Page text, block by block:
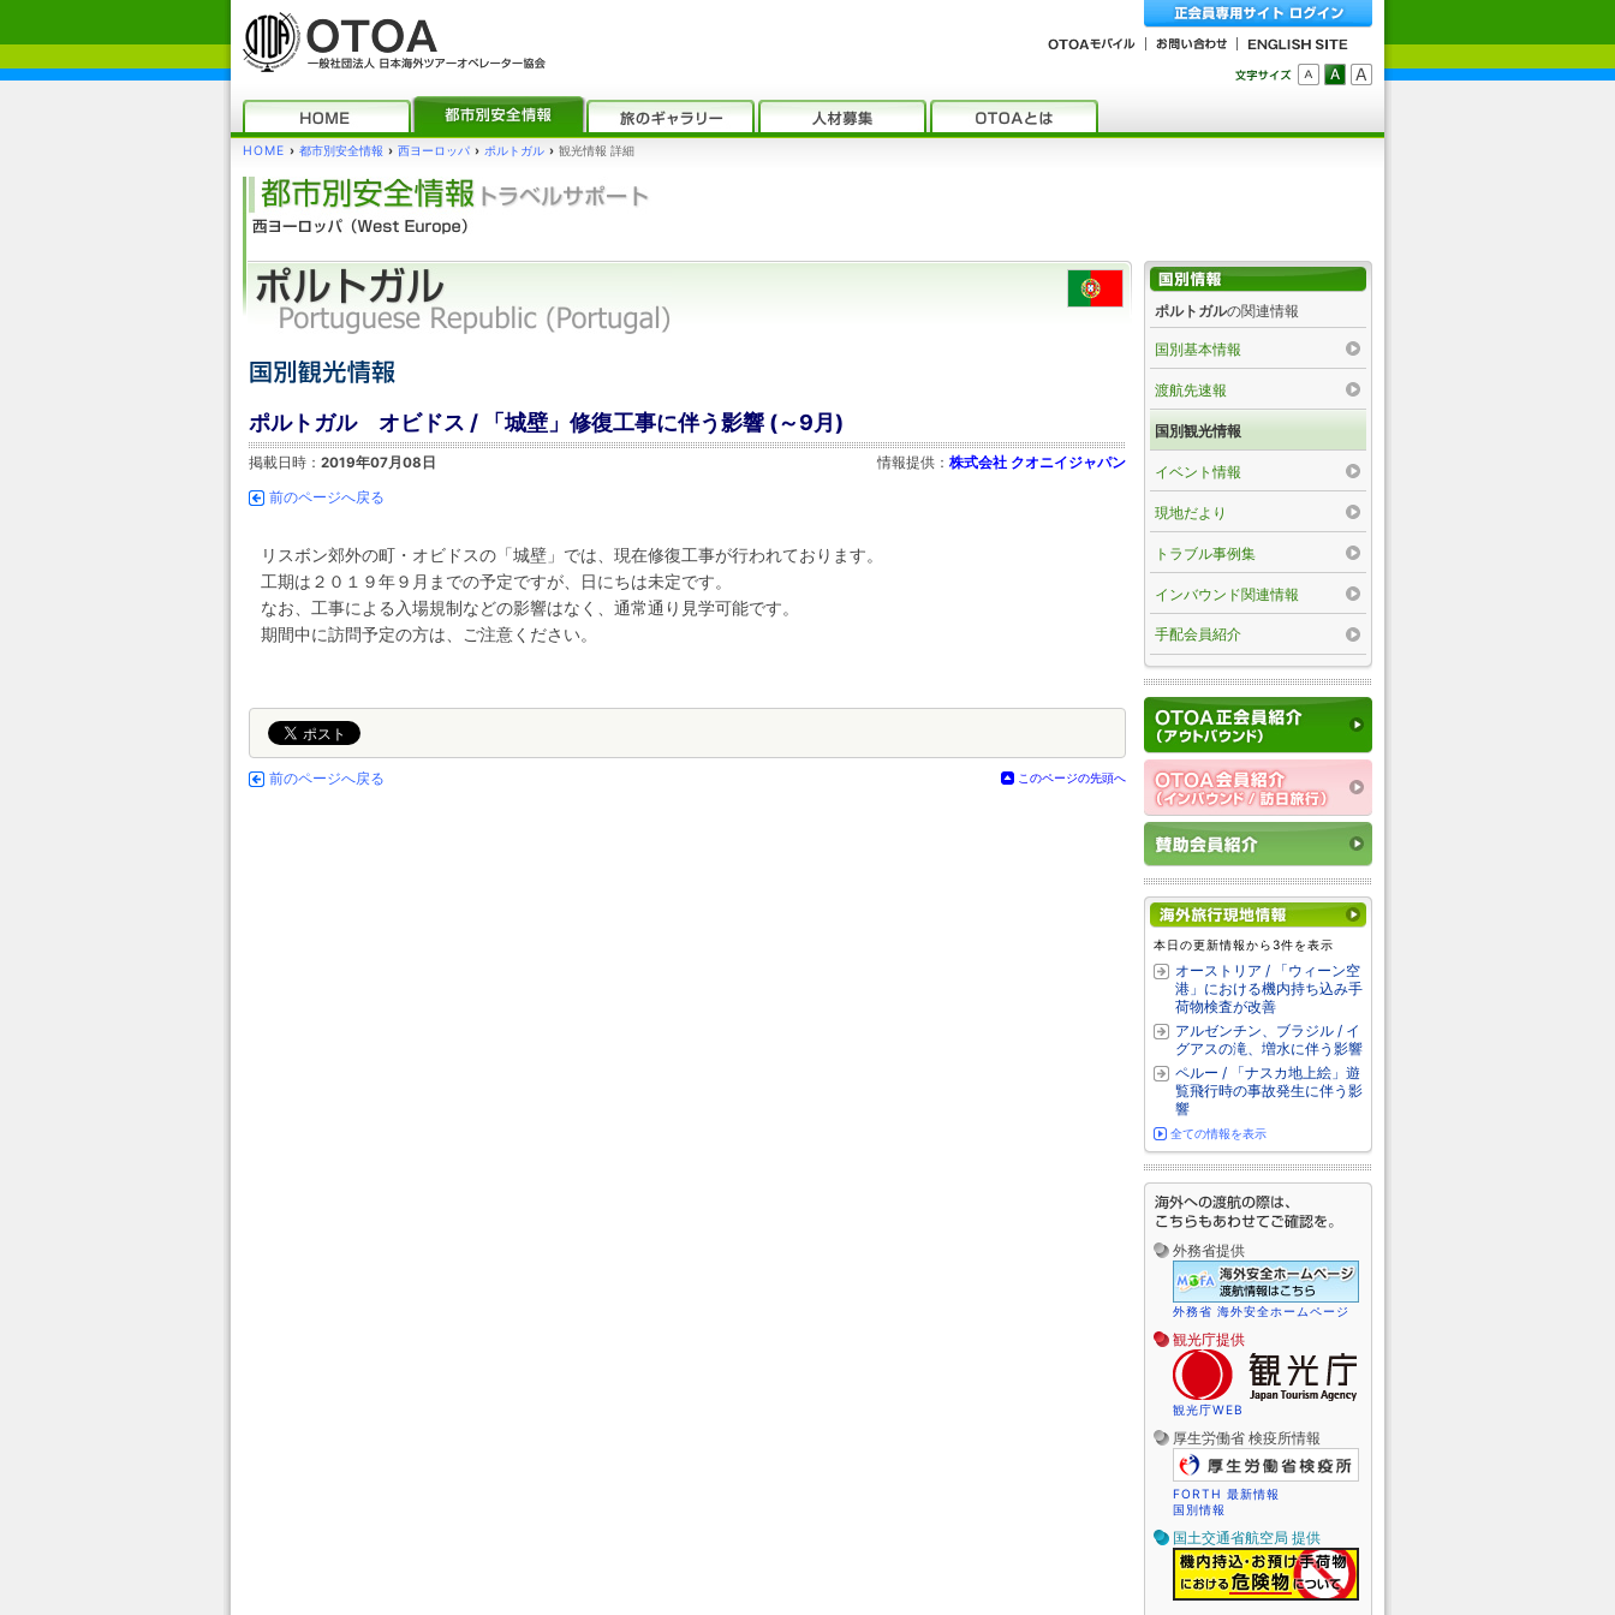
HOME › 都市別安全情報 › 西ヨーロッパ › ポルトガル › 観光情報 詳細
ポルトガル オビドス / 「城壁」修復工事に伴う影響 (～9月)
掲載日時： 2019年07月08日 情報提供： 株式会社 クオニイジャパン
前のページへ戻る
リスボン郊外の町・オビドスの「城壁」では、現在修復工事が行われております。
工期は２０１９年９月までの予定ですが、日にちは未定です。
なお、工事による入場規制などの影響はなく、通常通り見学可能です。
期間中に訪問予定の方は、ご注意ください。
前のページへ戻る このページの先頭へ
ポルトガルの関連情報
国別基本情報
渡航先速報
国別観光情報
イベント情報
現地だより
トラブル事例集
インバウンド関連情報
手配会員紹介
本日の更新情報から3件を表示
オーストリア / 「ウィーン空
港」における機内持ち込み手
荷物検査が改善
アルゼンチン、ブラジル / イ
グアスの滝、増水に伴う影響
ペルー / 「ナスカ地上絵」遊
覧飛行時の事故発生に伴う影
響
全ての情報を表示
外務省提供
外務省 海外安全ホームページ
観光庁提供
観光庁WEB
厚生労働省 検疫所情報
FORTH 最新情報
国別情報
国土交通省航空局 提供